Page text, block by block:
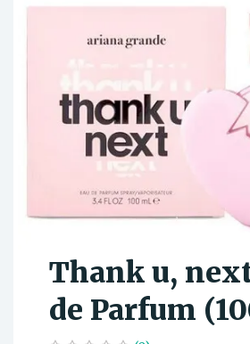
Thank u,
de Parfum